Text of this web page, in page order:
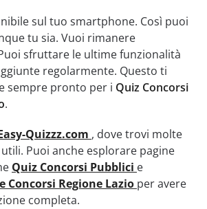
sul tuo smartphone. Così puoi
tu sia. Vuoi rimanere
sfruttare le ultime funzionalità
regolarmente. Questo ti
sempre pronto per i Quiz Concorsi
.
Quizzz.com , dove trovi molte
Puoi anche esplorare pagine
Quiz Concorsi Pubblici e
Concorsi Regione Lazio per avere
completa.